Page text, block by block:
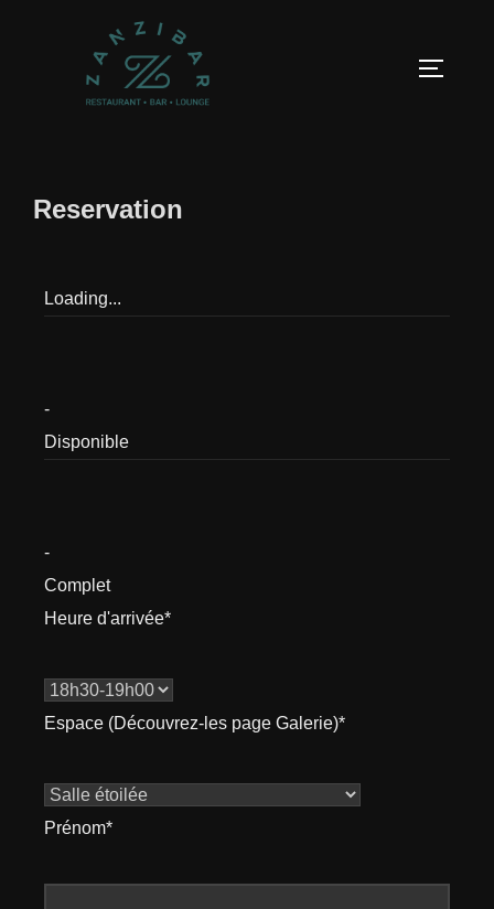
Reservation
Loading...
-
Disponible
-
Complet
Heure d'arrivée*
Espace (Découvrez-les page Galerie)*
Prénom*